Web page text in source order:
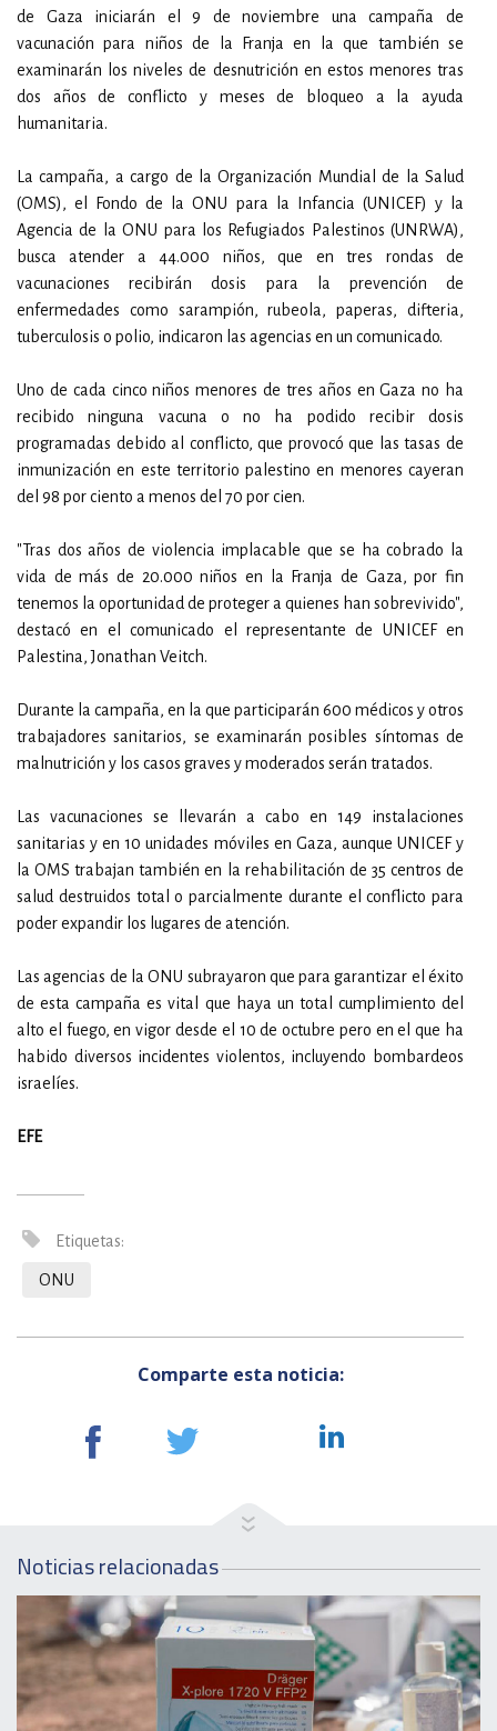
de Gaza iniciarán el 9 de noviembre una campaña de
vacunación para niños de la Franja en la que también se
examinarán los niveles de desnutrición en estos menores tras
dos años de conflicto y meses de bloqueo a la ayuda
humanitaria.
La campaña, a cargo de la Organización Mundial de la Salud
(OMS), el Fondo de la ONU para la Infancia (UNICEF) y la
Agencia de la ONU para los Refugiados Palestinos (UNRWA),
busca atender a 44.000 niños, que en tres rondas de
vacunaciones recibirán dosis para la prevención de
enfermedades como sarampión, rubeola, paperas, difteria,
tuberculosis o polio, indicaron las agencias en un comunicado.
Uno de cada cinco niños menores de tres años en Gaza no ha
recibido ninguna vacuna o no ha podido recibir dosis
programadas debido al conflicto, que provocó que las tasas de
inmunización en este territorio palestino en menores cayeran
del 98 por ciento a menos del 70 por cien.
"Tras dos años de violencia implacable que se ha cobrado la
vida de más de 20.000 niños en la Franja de Gaza, por fin
tenemos la oportunidad de proteger a quienes han sobrevivido",
destacó en el comunicado el representante de UNICEF en
Palestina, Jonathan Veitch.
Durante la campaña, en la que participarán 600 médicos y otros
trabajadores sanitarios, se examinarán posibles síntomas de
malnutrición y los casos graves y moderados serán tratados.
Las vacunaciones se llevarán a cabo en 149 instalaciones
sanitarias y en 10 unidades móviles en Gaza, aunque UNICEF y
la OMS trabajan también en la rehabilitación de 35 centros de
salud destruidos total o parcialmente durante el conflicto para
poder expandir los lugares de atención.
Las agencias de la ONU subrayaron que para garantizar el éxito
de esta campaña es vital que haya un total cumplimiento del
alto el fuego, en vigor desde el 10 de octubre pero en el que ha
habido diversos incidentes violentos, incluyendo bombardeos
israelíes.
EFE
Etiquetas:
ONU
Comparte esta noticia:
Noticias relacionadas